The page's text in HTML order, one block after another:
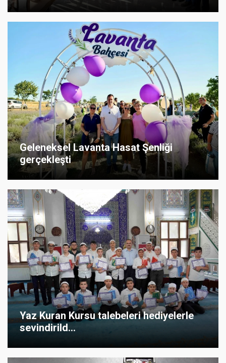
Geleneksel Lavanta Hasat Şenliği
gerçekleşti
Yaz Kuran Kursu talebeleri hediyelerle
sevindirild...